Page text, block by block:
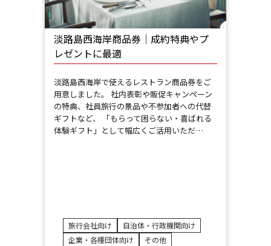
淡路島西海岸商品券｜成約特典やプ
レゼントに最適
淡路島西海岸で使えるレストラン商品券をご
用意しました。 社内表彰や販促キャンペーン
の特典、社員旅行の景品や不参加者への代替
ギフトなど、 「もらって困らない・喜ばれる
体験ギフト」として幅広くご活用いただ…
旅行会社向け
自治体・行政機関向け
企業・各種団体向け
その他